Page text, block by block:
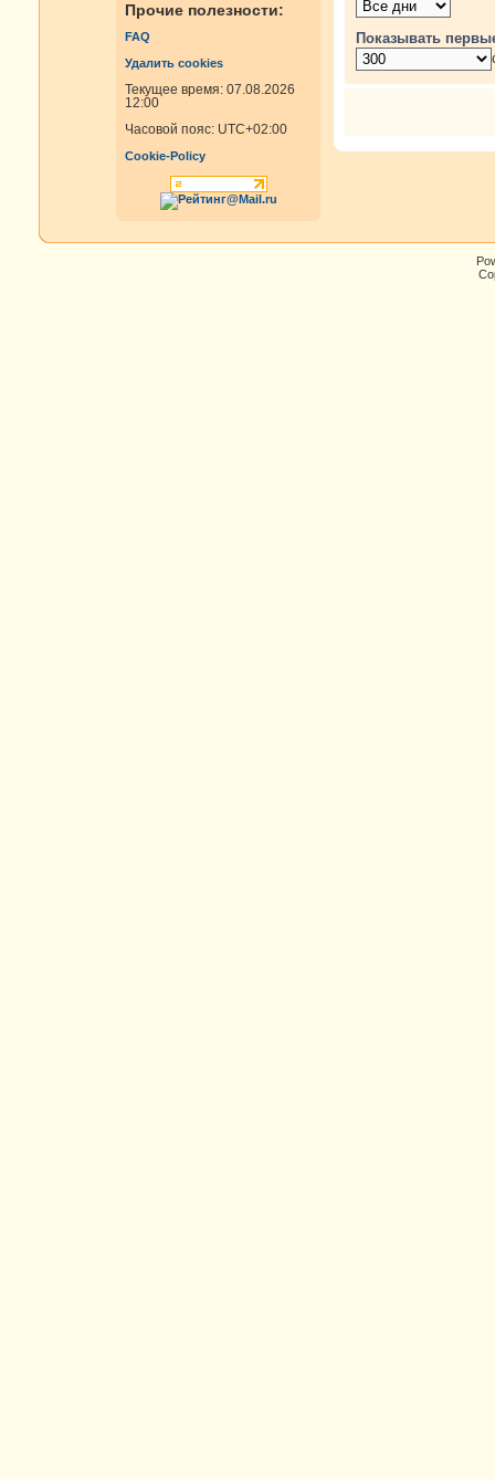
Прочие полезности:
FAQ
Удалить cookies
Текущее время: 07.08.2026
12:00
Часовой пояс: UTC+02:00
Cookie-Policy
Показывать